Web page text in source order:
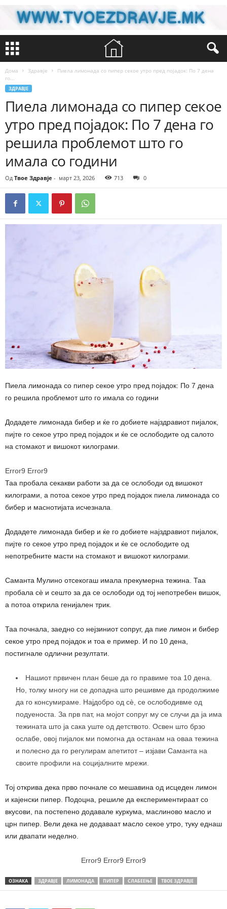
Дома Здравје
Пиела лимонада со пипер секое утро пред појадок: По 7 дена
го...
ЗДРАВЈЕ
Пиела лимонада со пипер секое
утро пред појадок: По 7 дена го
решила проблемот што го
имала со години
Од Твое Здравје - март 23, 2026 713 0
Пиела лимонада со пипер секое утро пред појадок: По 7 дена
го решила проблемот што го имала со години
Додадете лимонада бибер и ќе го добиете најздравиот пијалок,
пијте го секое утро пред појадок и ќе се ослободите од салото
на стомакот и вишокот килограми.
Error9 Error9
Таа пробала секакви работи за да се ослободи од вишокот
килограми, а потоа секое утро пред појадок пиела лимонада со
бибер и маснотијата исчезнала.
Додадете лимонада бибер и ќе го добиете најздравиот пијалок,
пијте го секое утро пред појадок и ќе се ослободите од
непотребните масти на стомакот и вишокот килограми.
Саманта Мулино отсекогаш имала прекумерна тежина. Таа
пробала сè и сешто за да се ослободи од тој непотребен вишок,
а потоа открила генијален трик.
Таа почнала, заедно со нејзиниот сопруг, да пие лимон и бибер
секое утро пред појадок и тоа е пример. И по 10 дена,
постигнале одлични резултати.
Нашиот првичен план беше да го правиме тоа 10 дена.
Но, толку многу ни се допадна што решивме да продолжиме
да го консумираме. Најдобро од сè, се ослободивме од
подуеноста. За прв пат, на мојот сопруг му се случи да ја има
тежината што ја сака уште од детството. Освен што брзо
ослабе, овој пијалок ми помогна да останам на оваа тежина
и полесно да го регулирам апетитот – изјави Саманта на
своите профили на социјалните мрежи.
Тој открива дека прво почнале со мешавина од исцеден лимон
и кајенски пипер. Подоцна, решиле да експериментираат со
вкусови, па постепено додавале куркума, маслиново масло и
црн пипер. Вели дека не додаваат масло секое утро, туку еднаш
или двапати неделно.
Error9 Error9 Error9
ОЗНАКА ЗДРАВЈЕ ЛИМОНАДА ПИПЕР СЛАБЕЕЊЕ ТВОЕ ЗДРАВЈЕ